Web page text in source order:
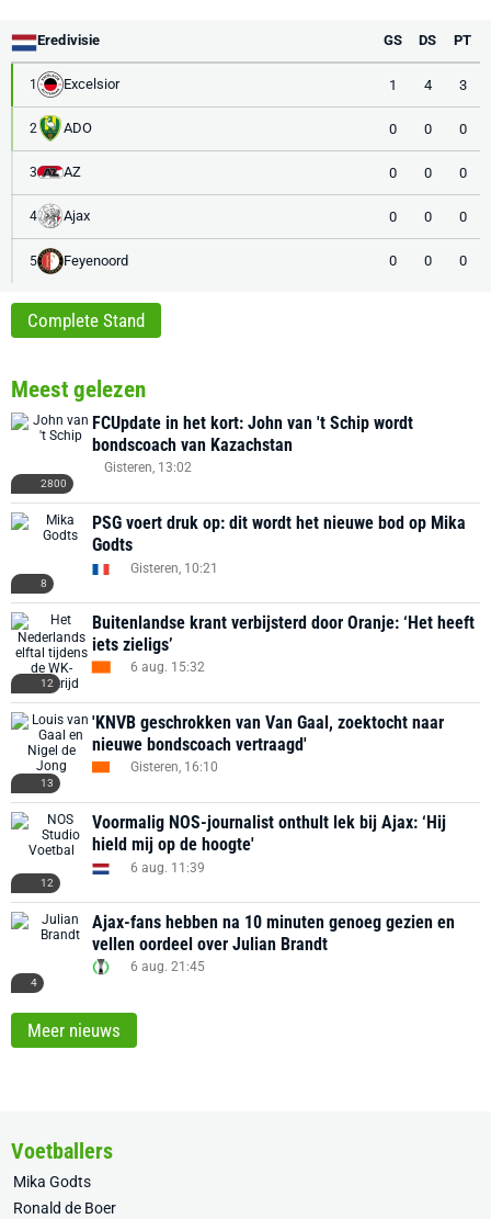
Eredivisie GS DS PT
1 Excelsior 1 4 3
2 ADO 0 0 0
3 AZ 0 0 0
4 Ajax 0 0 0
5 Feyenoord 0 0 0
Complete Stand
Meest gelezen
2800
FCUpdate in het kort: John van 't Schip wordt
bondscoach van Kazachstan
Gisteren, 13:02
8
PSG voert druk op: dit wordt het nieuwe bod op Mika
Godts
Gisteren, 10:21
12
Buitenlandse krant verbijsterd door Oranje: ‘Het heeft
iets zieligs’
6 aug. 15:32
13
'KNVB geschrokken van Van Gaal, zoektocht naar
nieuwe bondscoach vertraagd'
Gisteren, 16:10
12
Voormalig NOS-journalist onthult lek bij Ajax: ‘Hij
hield mij op de hoogte'
6 aug. 11:39
4
Ajax-fans hebben na 10 minuten genoeg gezien en
vellen oordeel over Julian Brandt
6 aug. 21:45
Meer nieuws
Voetballers
Mika Godts
Ronald de Boer